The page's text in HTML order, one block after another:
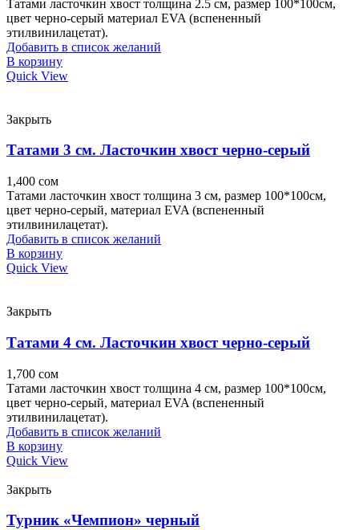
Татами ласточкин хвост толщина 2.5 см, размер 100*100см,
цвет черно-серый материал EVA (вспененный
этилвинилацетат).
Добавить в список желаний
В корзину
Quick View
Закрыть
Татами 3 см. Ласточкин хвост черно-серый
1,400 сом
Татами ласточкин хвост толщина 3 см, размер 100*100см,
цвет черно-серый, материал EVA (вспененный
этилвинилацетат).
Добавить в список желаний
В корзину
Quick View
Закрыть
Татами 4 см. Ласточкин хвост черно-серый
1,700 сом
Татами ласточкин хвост толщина 4 см, размер 100*100см,
цвет черно-серый, материал EVA (вспененный
этилвинилацетат).
Добавить в список желаний
В корзину
Quick View
Закрыть
Турник «Чемпион» черный